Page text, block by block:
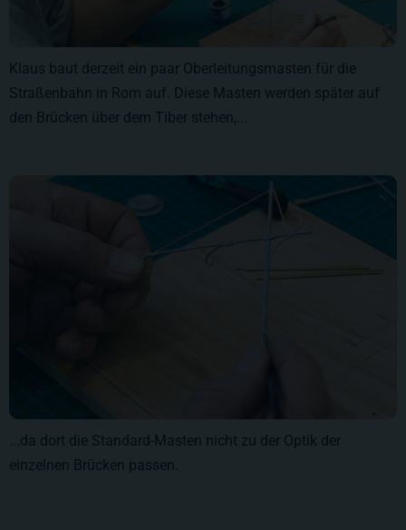
Klaus baut derzeit ein paar Oberleitungsmasten für die
Straßenbahn in Rom auf. Diese Masten werden später auf
den Brücken über dem Tiber stehen,...
...da dort die Standard-Masten nicht zu der Optik der
einzelnen Brücken passen.